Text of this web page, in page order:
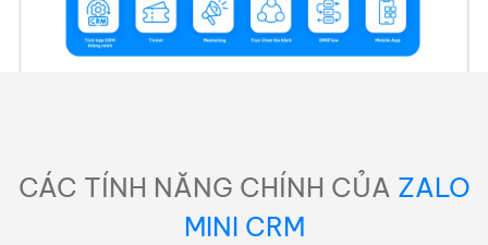
CÁC TÍNH NĂNG CHÍNH CỦA ZALO
MINI CRM